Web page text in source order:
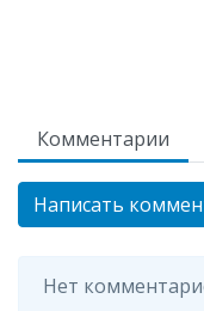
Комментарии
Написать
Нет